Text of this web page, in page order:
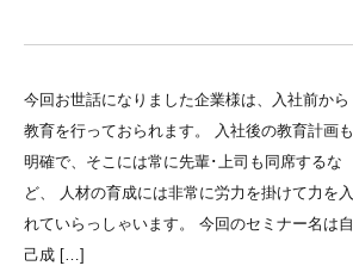
今回お世話になりました企業様は、入社前から
教育を行っておられます。 入社後の教育計画も
明確で、そこには常に先輩･上司も同席するな
ど、 人材の育成には非常に労力を掛けて力を入
れていらっしゃいます。 今回のセミナー名は自
己成 […]